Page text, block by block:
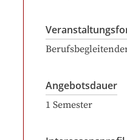
Angebotsdauer
1 Semester